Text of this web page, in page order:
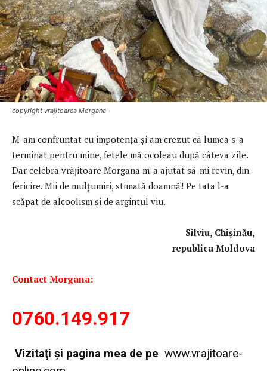
copyright vrajitoarea Morgana
M-am confruntat cu impotenţa şi am crezut că lumea s-a
terminat pentru mine, fetele mă ocoleau după câteva zile.
Dar celebra vrăjitoare Morgana m-a ajutat să-mi revin, din
fericire. Mii de mulţumiri, stimată doamnă! Pe tata l-a
scăpat de alcoolism și de argintul viu.
Silviu, Chișinău,
republica Moldova
Contact Morgana:
0760.149.917
Vizitaţi şi pagina mea de pe www.vrajitoare-